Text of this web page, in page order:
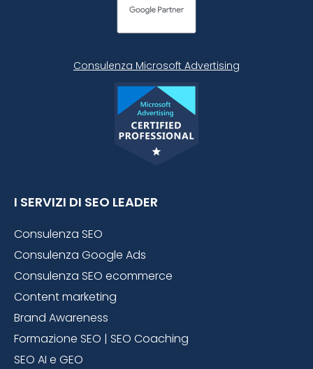
Consulenza Microsoft Advertising
I SERVIZI DI SEO LEADER
Consulenza SEO
Consulenza Google Ads
Consulenza SEO ecommerce
Content marketing
Brand Awareness
Formazione SEO | SEO Coaching
SEO AI e GEO